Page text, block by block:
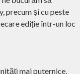
precum și cu peste
ediție într-un loc
mai puternice,